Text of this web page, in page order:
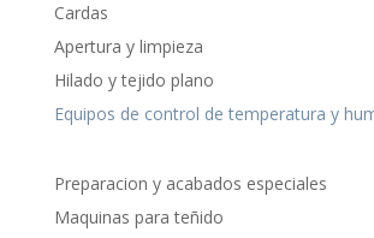
Cardas
Apertura y limpieza
Hilado y tejido plano
Equipos de control de temperatura y
Preparacion y acabados especiales
Maquinas para teñido